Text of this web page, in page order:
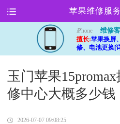
苹果维修服
iPhone
维修
擅长:苹果换屏
修、电池更换[
玉门苹果
修中心大概多少钱
2026-07-07 09:08:25